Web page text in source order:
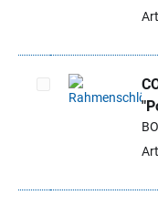
Artikel auswählen